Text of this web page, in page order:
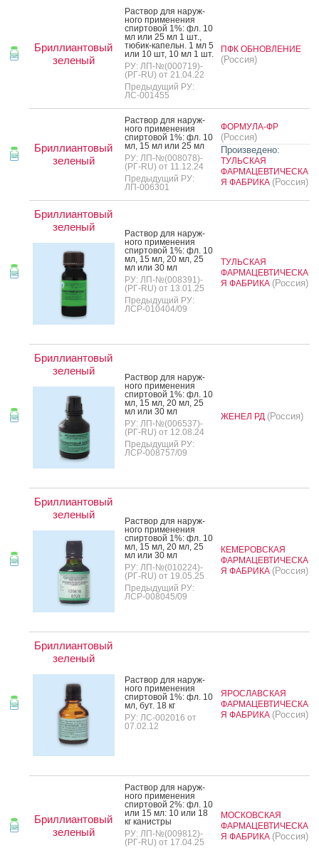
Бриллиантовый
зеленый
Рас­твор для на­руж­
но­го при­мене­ния
спир­то­вой 1%: фл. 10
мл или 25 мл 1 шт.,
тю­бик-ка­пельн. 1 мл 5
или 10 шт, 10 мл 1 шт.
РУ: ЛП-№(000719)-
(РГ-RU) от 21.04.22
Предыдущий РУ:
ЛС-001455
ПФК ОБНОВЛЕНИЕ
(Россия)
Бриллиантовый
зеленый
Рас­твор для на­руж­
но­го при­мене­ния
спир­то­вой 1%: фл. 10
мл, 15 мл или 25 мл
РУ: ЛП-№(008078)-
(РГ-RU) от 11.12.24
Предыдущий РУ:
ЛП-006301
ФОРМУЛА-ФР
(Россия)
Произведено:
ТУЛЬСКАЯ
ФАРМАЦЕВТИЧЕСКА
Я ФАБРИКА (Россия)
Бриллиантовый
зеленый
Рас­твор для на­руж­
но­го при­мене­ния
спир­то­вой 1%: фл. 10
мл, 15 мл, 20 мл, 25
мл или 30 мл
РУ: ЛП-№(008391)-
(РГ-RU) от 13.01.25
Предыдущий РУ:
ЛСР-010404/09
ТУЛЬСКАЯ
ФАРМАЦЕВТИЧЕСКА
Я ФАБРИКА (Россия)
Бриллиантовый
зеленый
Рас­твор для на­руж­
но­го при­мене­ния
спир­то­вой 1%: фл. 10
мл, 15 мл, 20 мл, 25
мл или 30 мл
РУ: ЛП-№(006537)-
(РГ-RU) от 12.08.24
Предыдущий РУ:
ЛСР-008757/09
ЖЕНЕЛ РД (Россия)
Бриллиантовый
зеленый
Рас­твор для на­руж­
но­го при­мене­ния
спир­то­вой 1%: фл. 10
мл, 15 мл, 20 мл, 25
мл или 30 мл
РУ: ЛП-№(010224)-
(РГ-RU) от 19.05.25
Предыдущий РУ:
ЛСР-008045/09
КЕМЕРОВСКАЯ
ФАРМАЦЕВТИЧЕСКА
Я ФАБРИКА (Россия)
Бриллиантовый
зеленый
Рас­твор для на­руж­
но­го при­мене­ния
спир­то­вой 1%: фл. 10
мл, бут. 18 кг
РУ: ЛС-002016 от
07.02.12
ЯРОСЛАВСКАЯ
ФАРМАЦЕВТИЧЕСКА
Я ФАБРИКА (Россия)
Бриллиантовый
зеленый
Рас­твор для на­руж­
но­го при­мене­ния
спир­то­вой 2%: фл. 10
или 15 мл: 10 или 18
кг ка­нис­тры
РУ: ЛП-№(009812)-
(РГ-RU) от 17.04.25
МОСКОВСКАЯ
ФАРМАЦЕВТИЧЕСКА
Я ФАБРИКА (Россия)